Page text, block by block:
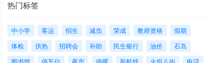
热门标签
中小学 客运 招生 减负 荣成 教师资格
假期
体检
供热 招聘会 补助 民生银行 油价
石岛